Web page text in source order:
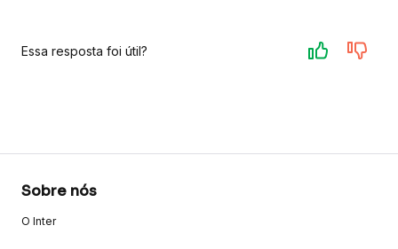
Essa resposta foi útil?
Sobre nós
O Inter